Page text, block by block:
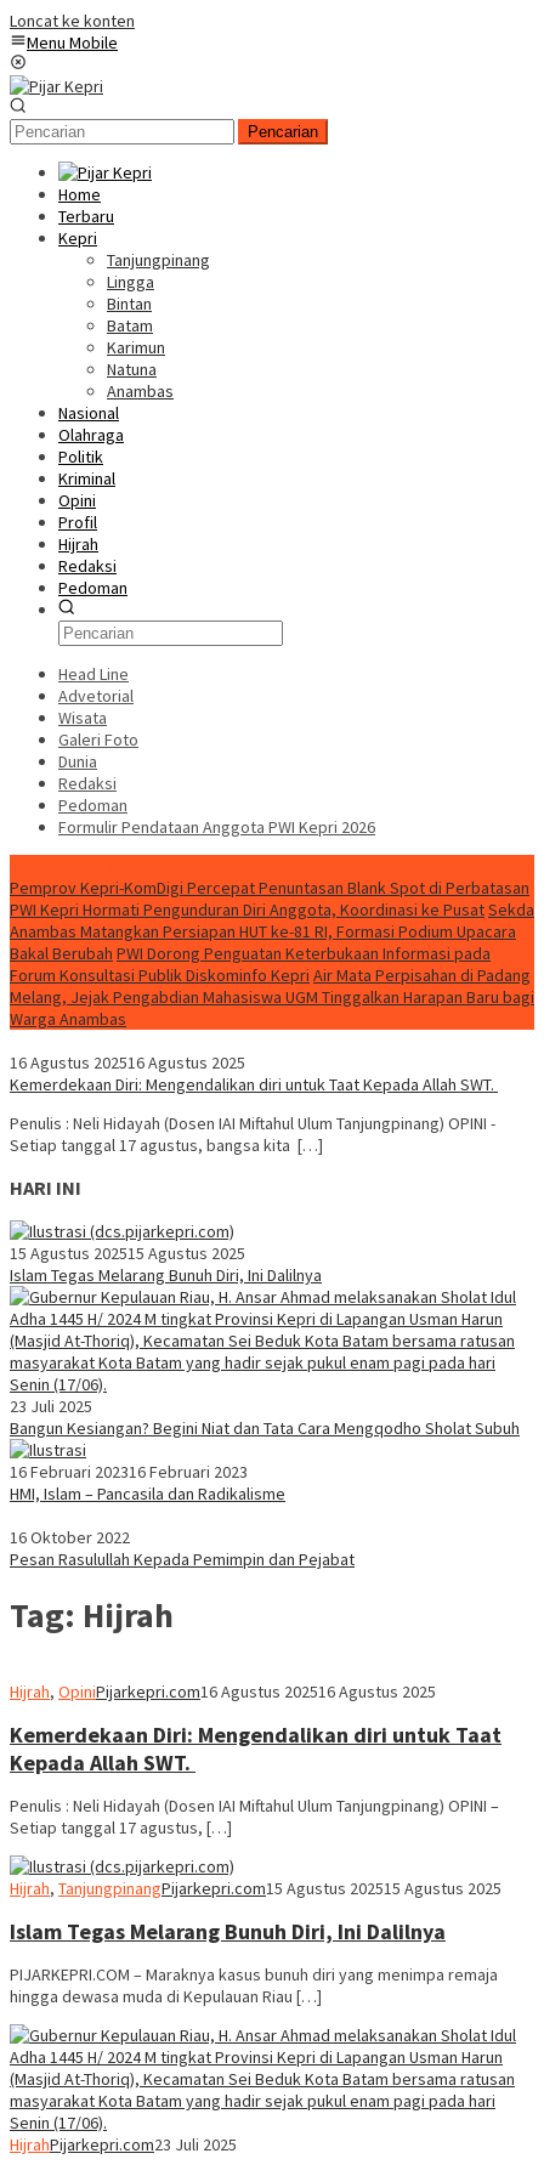
Loncat ke konten
Menu Mobile
Pencarian
Home
Terbaru
Kepri
Tanjungpinang
Lingga
Bintan
Batam
Karimun
Natuna
Anambas
Nasional
Olahraga
Politik
Kriminal
Opini
Profil
Hijrah
Redaksi
Pedoman
Head Line
Advetorial
Wisata
Galeri Foto
Dunia
Redaksi
Pedoman
Formulir Pendataan Anggota PWI Kepri 2026
Pemprov Kepri-KomDigi Percepat Penuntasan Blank Spot di Perbatasan
PWI Kepri Hormati Pengunduran Diri Anggota, Koordinasi ke PusatSekda
Anambas Matangkan Persiapan HUT ke-81 RI, Formasi Podium Upacara
Bakal Berubah PWI Dorong Penguatan Keterbukaan Informasi pada
Forum Konsultasi Publik Diskominfo Kepri Air Mata Perpisahan di Padang
Melang, Jejak Pengabdian Mahasiswa UGM Tinggalkan Harapan Baru bagi
Warga Anambas
16 Agustus 202516 Agustus 2025
Kemerdekaan Diri: Mengendalikan diri untuk Taat Kepada Allah SWT.
Penulis : Neli Hidayah (Dosen IAI Miftahul Ulum Tanjungpinang) OPINI -
Setiap tanggal 17 agustus, bangsa kita […]
HARI INI
15 Agustus 202515 Agustus 2025
Islam Tegas Melarang Bunuh Diri, Ini Dalilnya
23 Juli 2025
Bangun Kesiangan? Begini Niat dan Tata Cara Mengqodho Sholat Subuh
16 Februari 202316 Februari 2023
HMI, Islam – Pancasila dan Radikalisme
16 Oktober 2022
Pesan Rasulullah Kepada Pemimpin dan Pejabat
Tag: Hijrah
Hijrah, OpiniPijarkepri.com16 Agustus 202516 Agustus 2025
Kemerdekaan Diri: Mengendalikan diri untuk Taat
Kepada Allah SWT.
Penulis : Neli Hidayah (Dosen IAI Miftahul Ulum Tanjungpinang) OPINI –
Setiap tanggal 17 agustus, […]
Hijrah, TanjungpinangPijarkepri.com15 Agustus 202515 Agustus 2025
Islam Tegas Melarang Bunuh Diri, Ini Dalilnya
PIJARKEPRI.COM – Maraknya kasus bunuh diri yang menimpa remaja
hingga dewasa muda di Kepulauan Riau […]
HijrahPijarkepri.com23 Juli 2025